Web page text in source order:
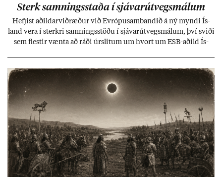
Sterk samn­ings­staða í sjáv­ar­út­vegs­mál­um
Hefj­ist að­ild­ar­við­ræð­ur við Evr­ópu­sam­band­ið á ný myndi Ís­
land vera í sterkri samn­ings­stöðu í sjáv­ar­út­vegs­mál­um, því sviði
sem flest­ir vænta að ráði úr­slit­um um hvort um ESB-að­ild Ís­
kerfi, en sveigj­an­leiki til lausna er um­tals­verð­ur.